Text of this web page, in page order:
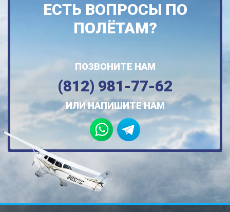
ЕСТЬ ВОПРОСЫ ПО
ПОЛЁТАМ?
ПОЗВОНИТЕ НАМ
(812) 981-77-62
ИЛИ НАПИШИТЕ НАМ